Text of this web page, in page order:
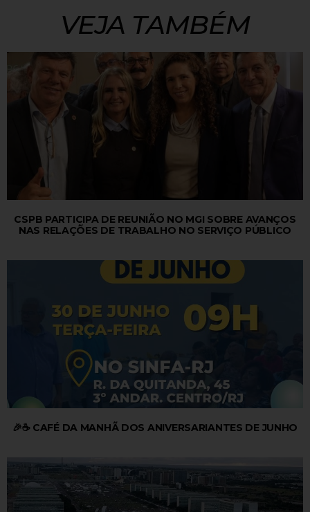
VEJA TAMBÉM
CSPB PARTICIPA DE REUNIÃO NO MGI SOBRE AVANÇOS
NAS RELAÇÕES DE TRABALHO NO SERVIÇO PÚBLICO
🎉☕ CAFÉ DA MANHÃ DOS ANIVERSARIANTES DE JUNHO